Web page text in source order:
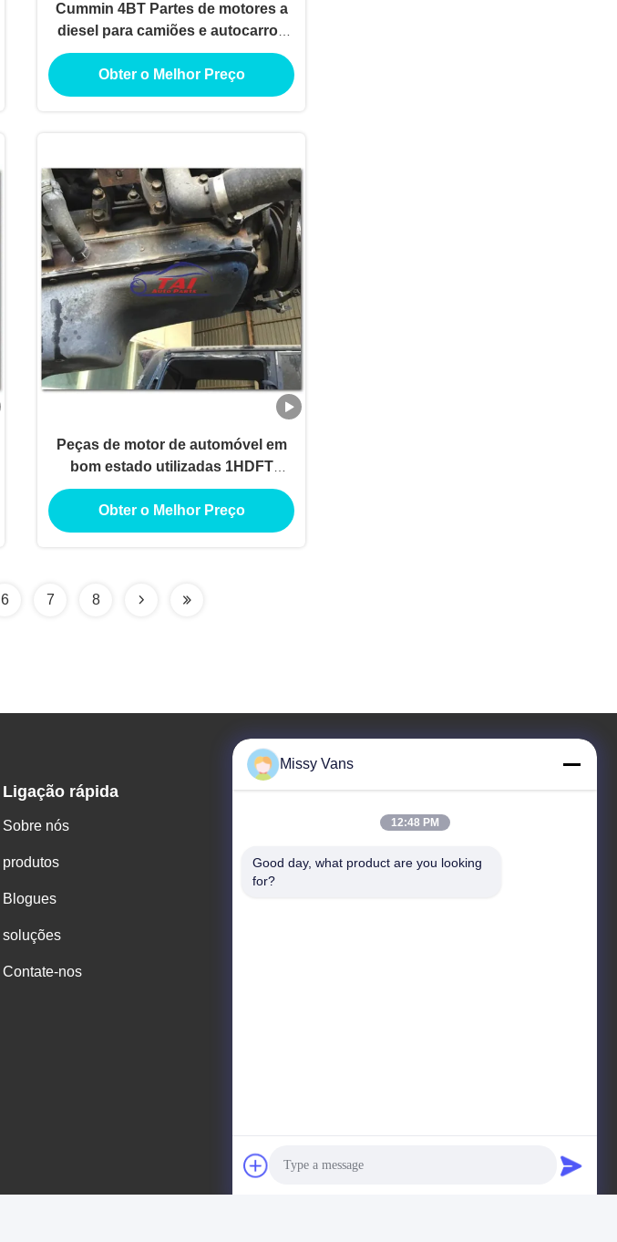
Cummin 4BT Partes de motores a
diesel para camiões e autocarros
Máquinas de engenharia naval
Obter o Melhor Preço
Peças de motor de automóvel em
bom estado utilizadas 1HDFT
Motor Diesel Homologação ISO
Obter o Melhor Preço
6 7 8
Ligação rápida
Sobre nós
produtos
Blogues
soluções
Contate-nos
O nosso endereço
Endereço da empresa
Rua Fuyong, distrito de Baoan, Shenzhen, RPC
Missy Vans
12:48 PM
Good day, what product are you looking
for?